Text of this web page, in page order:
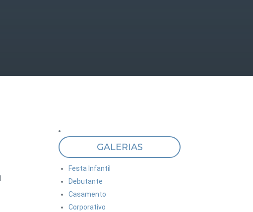
GALERIAS
Festa Infantil
Debutante
Casamento
Corporativo